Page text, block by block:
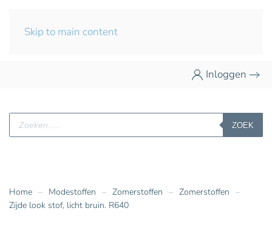
Skip to main content
Inloggen
Producten
zoeken
ZOEK
Home Modestoffen Zomerstoffen
Zomerstoffen
Zijde look stof, licht bruin. R640